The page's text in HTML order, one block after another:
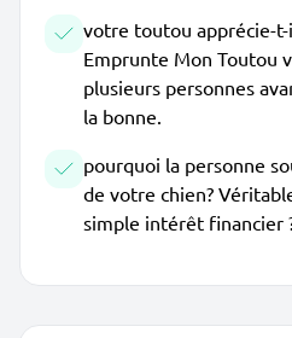
votre toutou apprécie-
Emprunte Mon Toutou
plusieurs personnes
la bonne.
pourquoi la personne
de votre chien?
simple intérêt financier